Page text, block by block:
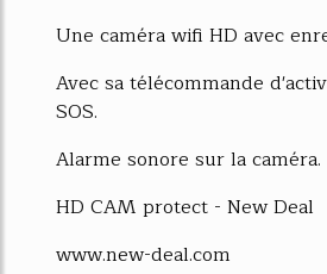
Une caméra wifi HD avec
Avec sa télécommande
SOS.
Alarme sonore sur la caméra.
HD CAM protect - New Deal
www.new-deal.com